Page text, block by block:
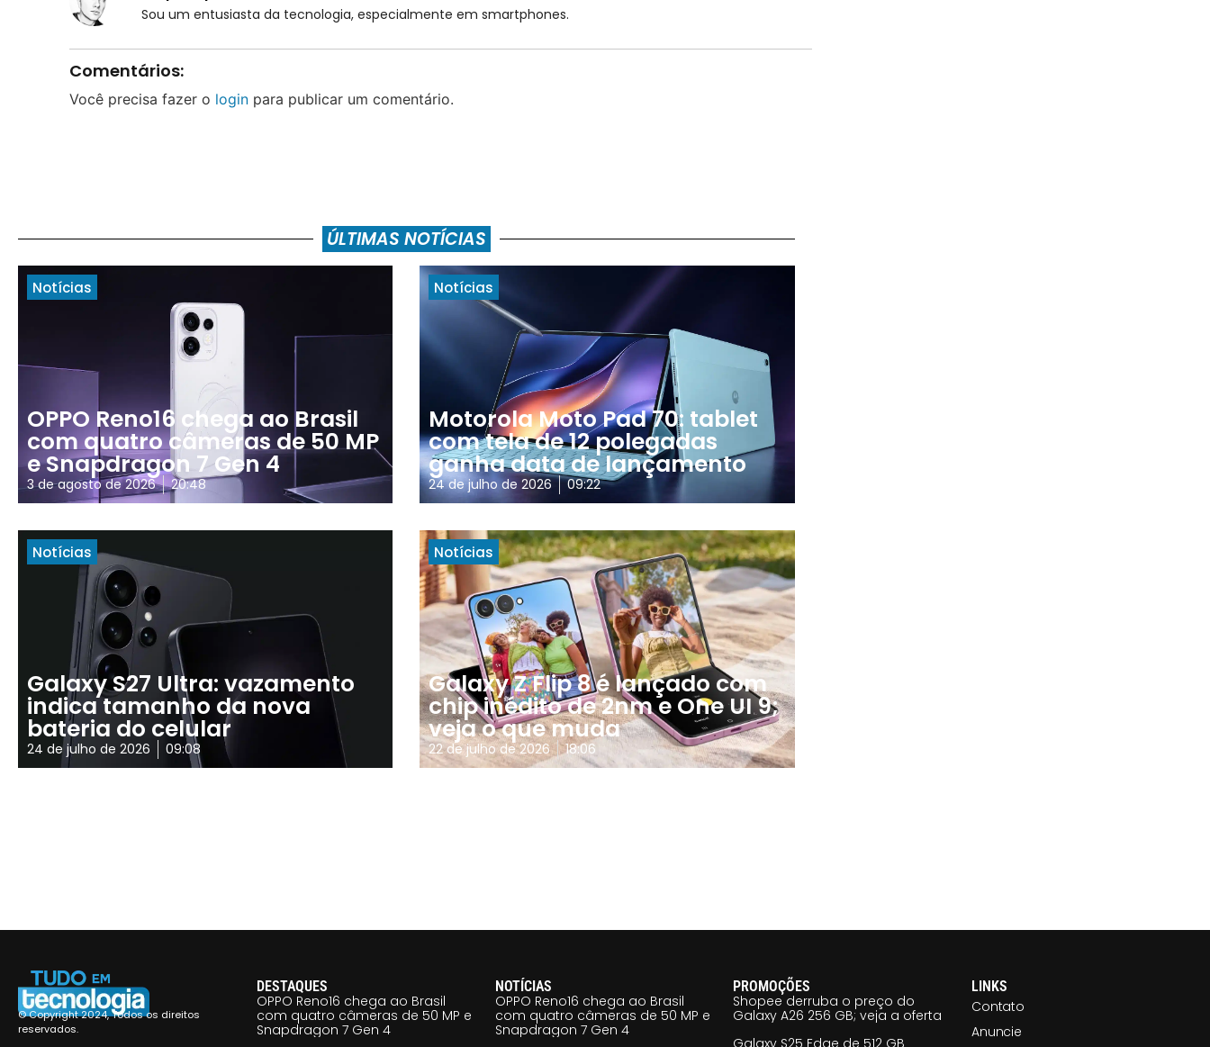
Sou um entusiasta da tecnologia, especialmente em smartphones.
Comentários:
Você precisa fazer o loginpara publicar um comentário.
ÚLTIMAS NOTÍCIAS
Notícias
OPPO Reno16 chega ao Brasil
com quatro câmeras de 50 MP
e Snapdragon 7 Gen 4
3 de agosto de 2026 20:48
Notícias
Motorola Moto Pad 70: tablet
com tela de 12 polegadas
ganha data de lançamento
24 de julho de 2026 09:22
Notícias
Galaxy S27 Ultra: vazamento
indica tamanho da nova
bateria do celular
24 de julho de 2026 09:08
Notícias
Galaxy Z Flip 8 é lançado com
chip inédito de 2nm e One UI 9;
veja o que muda
22 de julho de 2026 18:06
© Copyright 2024, Todos os direitos
reservados.
DESTAQUES
OPPO Reno16 chega ao Brasil
com quatro câmeras de 50 MP e
Snapdragon 7 Gen 4
NOTÍCIAS
OPPO Reno16 chega ao Brasil
com quatro câmeras de 50 MP e
Snapdragon 7 Gen 4
PROMOÇÕES
Shopee derruba o preço do
Galaxy A26 256 GB; veja a oferta
Galaxy S25 Edge de 512 GB
LINKS
Contato
Anuncie